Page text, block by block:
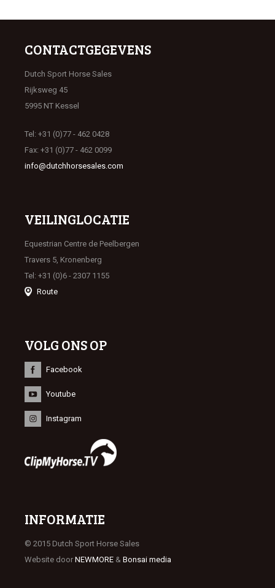
CONTACTGEGEVENS
Dutch Sport Horse Sales
Rijksweg 45
5995 NT Kessel
Tel: +31 (0)77 - 462 0428
Fax: +31 (0)77 - 462 0099
info@dutchhorsesales.com
VEILINGLOCATIE
Equestrian Centre de Peelbergen
Travers 5, Kronenberg
Tel: +31 (0)6 - 2307 1155
Route
VOLG ONS OP
Facebook
Youtube
Instagram
INFORMATIE
© 2015 Dutch Sport Horse Sales
Website door NEWMORE & Bonsai media